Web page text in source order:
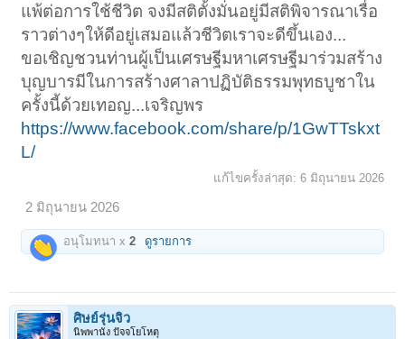
แพ้ต่อการใช้ชีวิต จงมีสติตั้งมั่นอยู่มีสติพิจารณาเรื่อ
ราวต่างๆให้ดีอยู่เสมอแล้วชีวิตเราจะดีขึ้นเอง...
ขอเชิญชวนท่านผู้เป็นเศรษฐีมหาเศรษฐีมาร่วมสร้าง
บุญบารมีในการสร้างศาลาปฏิบัติธรรมพุทธบูชาใน
ครั้งนี้ด้วยเทอญ...เจริญพร
https://www.facebook.com/share/p/1GwTTskxt
L/
แก้ไขครั้งล่าสุด: 6 มิถุนายน 2026
2 มิถุนายน 2026
อนุโมทนา x2 ดูรายการ
ศิษย์รุ่นจิ๋ว
นิพพานัง ปัจจโยโหตุ